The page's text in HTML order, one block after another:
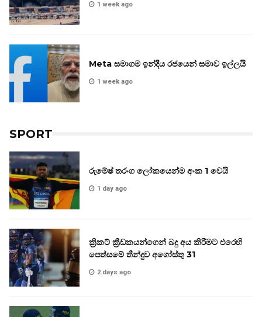
1 week ago
Meta සමාගම ඉන්දීය රජයෙන් සමාව ඉල්ලයි
1 week ago
SPORT
රුමේෂ් තරංග ලෝකයෙන්ම අංක 1 වෙයි
1 day ago
ක්‍රිකට් ක්‍රීඩකයන්ගෙන් බදු අය කිරීමට එරෙහි
පෙත්සමේ තීන්දුව අගෝස්තු 31
2 days ago